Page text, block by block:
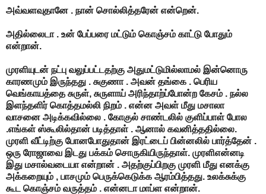
அவ்வளவுதானே . நான் சொல்லித்தரேன் என்றென்.
அதில்லைடா . உன் பேப்பரை மட்டும் கொஞ்சம் காட்டு போதும்
என்றான்.
முரளியுடன் நட்பு வலுப்பட்டதற்கு அதுமட்டுமில்லாமல் இன்னொரு
காரணமும் இருந்தது . சுகுணா . அவன் தங்கை . பெரிய
வெங்காயத்தை சுருள், சுருளாய் அரிந்தாற்ப்போன்ற கேசம் . நல்ல
இளந்தளிர் கொத்தமல்லி நிறம் . என்ன அவள் மீது மசாலா
வாசனை அடிக்கவில்லை . கோகுல் சாண்டலில் குளிப்பாள் போல
.எங்கள் ஸ்கூலில்தான் படித்தாள் . ஆனால் கவனித்ததில்லை.
முரளி வீட்டிற்கு போனபோதுதான் இரட்டைப் பின்னலில் பார்த்தேன் .
ஒரு ரோஜாவை இடது பக்கம் சொருகியிருந்தாள். முரளிஎன்னடி
இது மசால்வடையா என்றான் . அதற்குப்பிறகு முரளி மீது எனக்கு
அக்கறையும் , பாசமும் பெருக்கெடுக்க ஆரம்பித்தது. உலக்சுக்கு
கூட கொஞ்சம் வருத்தம் . என்னடா மாப்ள என்றான்.